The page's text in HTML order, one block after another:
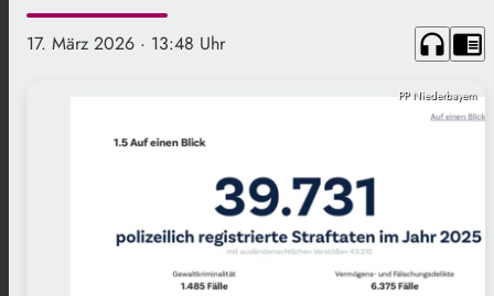
17. März 2026 · 13:48 Uhr headphones chrome_reader_mode
PP Niederbayern